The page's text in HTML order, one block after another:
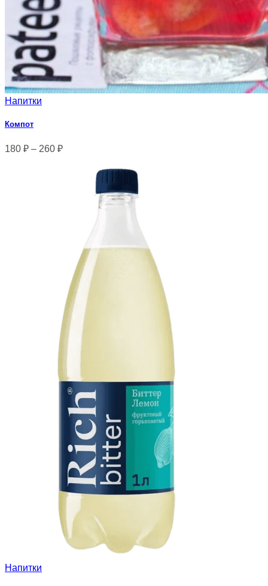
Напитки
Компот
180 ₽ – 260 ₽
Напитки